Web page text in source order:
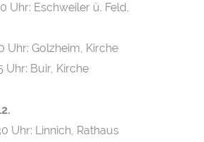
Uhr: Eschweiler ü. Feld,
Uhr: Golzheim, Kirche
Uhr: Buir, Kirche
Uhr: Linnich, Rathaus